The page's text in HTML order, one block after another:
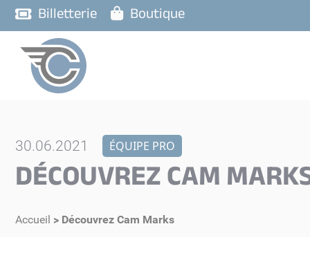
Billetterie Boutique
30.06.2021 ÉQUIPE PRO
DÉCOUVREZ CAM
Accueil > Découvrez Cam Marks